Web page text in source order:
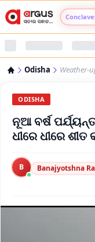
Odisha Weather-
ODISHA
ନୂଆ ବର୍ଷ
ଧୀରେ ଧୀରେ
B Banajyotshna